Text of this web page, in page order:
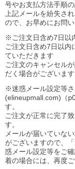
号やお支払方法手順
上記メールを紛失さ
ので、お早めにお問い
※ご注文日含め7日以
ご注文日含め7日以内
ていただきます
ご注文のキャンセル
だく場合がございま
※迷惑メール設定等
(elineupmall.com)（
す。
ご注文が正常に完了
す。
メールが届いていな
がございますので、
惑メール設定等をご確
着の場合には、再度